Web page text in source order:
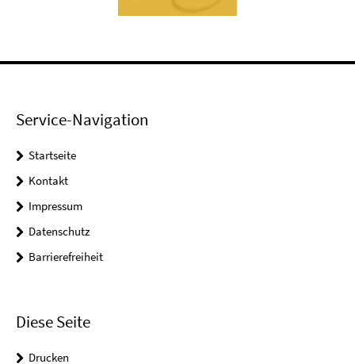
Service-Navigation
Startseite
Kontakt
Impressum
Datenschutz
Barrierefreiheit
Diese Seite
Drucken